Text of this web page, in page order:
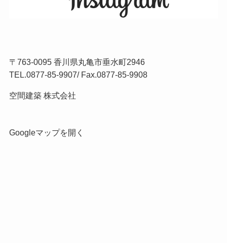
〒763-0095 香川県丸亀市垂水町2946
TEL.0877-85-9907/ Fax.0877-85-9908
空間建築 株式会社
Googleマップを開く